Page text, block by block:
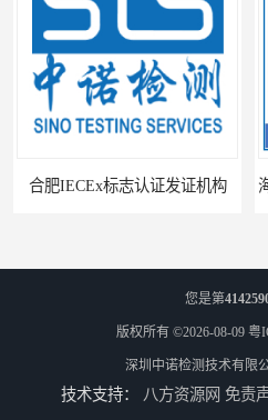
合肥IECEx标志认证发证机构
您是第
版权所有 ©2026-08-09 粤
深圳中诺检测技术有限
技术支持： 八方资源网 免责